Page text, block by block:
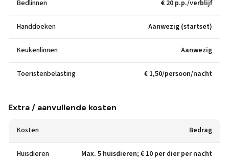
Bedlinnen € 20 p.p./verblijf
Handdoeken Aanwezig (startset)
Keukenlinnen Aanwezig
Toeristenbelasting € 1,50/persoon/nacht
Extra / aanvullende kosten
Kosten Bedrag
Huisdieren Max. 5 huisdieren; € 10 per dier per nacht